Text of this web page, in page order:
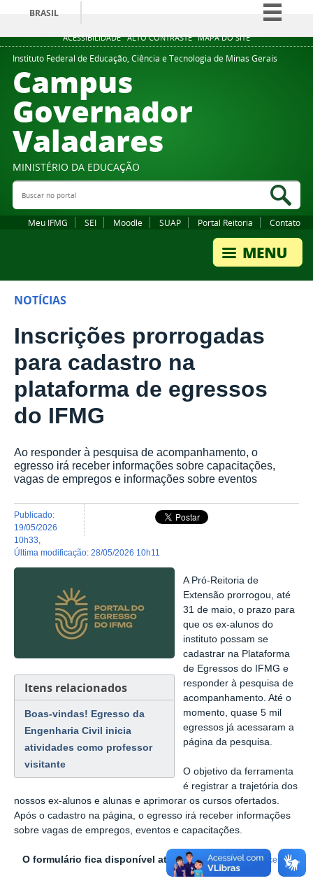
ACESSIBILIDADE ALTO CONTRASTE MAPA DO SITE
BRASIL
Simplifique!
Comunica BR
Instituto Federal de Educação, Ciência e Tecnologia de Minas Gerais
Campus
Governador
Valadares
MINISTÉRIO DA EDUCAÇÃO
Buscar no portal
Meu IFMG SEI Moodle SUAP Portal Reitoria Contato
NOTÍCIAS
Inscrições prorrogadas
para cadastro na
plataforma de egressos
do IFMG
Ao responder à pesquisa de acompanhamento, o
egresso irá receber informações sobre capacitações,
vagas de empregos e informações sobre eventos
publicado:
19/05/2026
10h33
última modificação: 28/05/2026 10h11
Itens relacionados
Boas-vindas! Egresso da
Engenharia Civil inicia
atividades como professor
visitante
A Pró-Reitoria de
Extensão prorrogou, até
31 de maio, o prazo para
que os ex-alunos do
instituto possam se
cadastrar na Plataforma
de Egressos do IFMG e
responder à pesquisa de
acompanhamento. Até o
momento, quase 5 mil
egressos já acessaram a
página da pesquisa.
O objetivo da ferramenta
é registrar a trajetória dos
nossos ex-alunos e alunas e aprimorar os cursos ofertados.
Após o cadastro na página, o egresso irá receber informações
sobre vagas de empregos, eventos e capacitações.
O formulário fica disponível até o dia 31 de maio -Acesse